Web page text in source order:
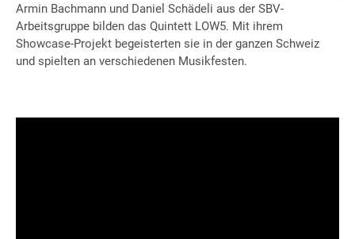
Armin Bachmann und Daniel Schädeli aus der SBV-
Arbeitsgruppe bilden das Quintett LOW5. Mit ihrem
Showcase-Projekt begeisterten sie in der ganzen Schweiz
und spielten an verschiedenen Musikfesten.